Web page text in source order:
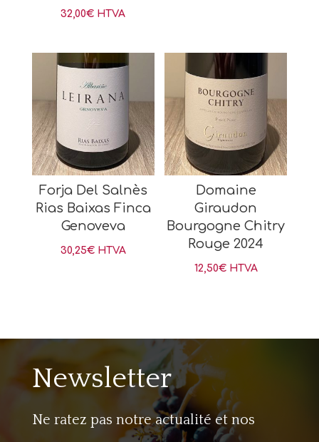
32,00€ HTVA
Forja Del Salnès
Rias Baixas Finca
Genoveva
30,25€ HTVA
Domaine
Giraudon
Bourgogne Chitry
Rouge 2024
12,50€ HTVA
Newsletter
Ne ratez pas notre actualité et nos